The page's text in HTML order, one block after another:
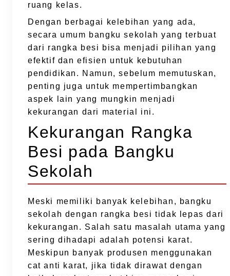
ruang kelas.
Dengan berbagai kelebihan yang ada,
secara umum bangku sekolah yang terbuat
dari rangka besi bisa menjadi pilihan yang
efektif dan efisien untuk kebutuhan
pendidikan. Namun, sebelum memutuskan,
penting juga untuk mempertimbangkan
aspek lain yang mungkin menjadi
kekurangan dari material ini.
Kekurangan Rangka
Besi pada Bangku
Sekolah
Meski memiliki banyak kelebihan, bangku
sekolah dengan rangka besi tidak lepas dari
kekurangan. Salah satu masalah utama yang
sering dihadapi adalah potensi karat.
Meskipun banyak produsen menggunakan
cat anti karat, jika tidak dirawat dengan